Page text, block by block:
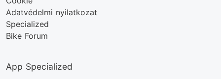
Adatvédelmi nyilatkozat
Specialized
Bike Forum
App Specialized